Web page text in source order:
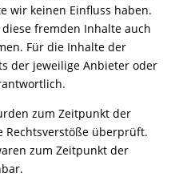
wir keinen Einfluss haben.
fremden Inhalte auch
Für die Inhalte der
der jeweilige Anbieter oder
zum Zeitpunkt der
Rechtsverstöße überprüft.
zum Zeitpunkt der